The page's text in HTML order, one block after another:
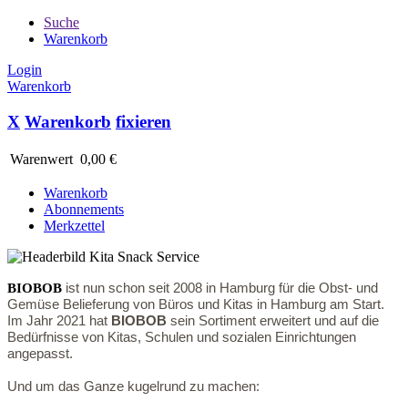
Suche
Warenkorb
Login
Warenkorb
X Warenkorb fixieren
Warenwert 0,00 €
Warenkorb
Abonnements
Merkzettel
BIOBOB ist nun schon seit 2008 in Hamburg für die Obst- und
Gemüse Belieferung von Büros und Kitas in Hamburg am Start.
Im Jahr 2021 hat BIOBOB sein Sortiment erweitert und auf die
Bedürfnisse von Kitas, Schulen und sozialen Einrichtungen
angepasst.
Und um das Ganze kugelrund zu machen: